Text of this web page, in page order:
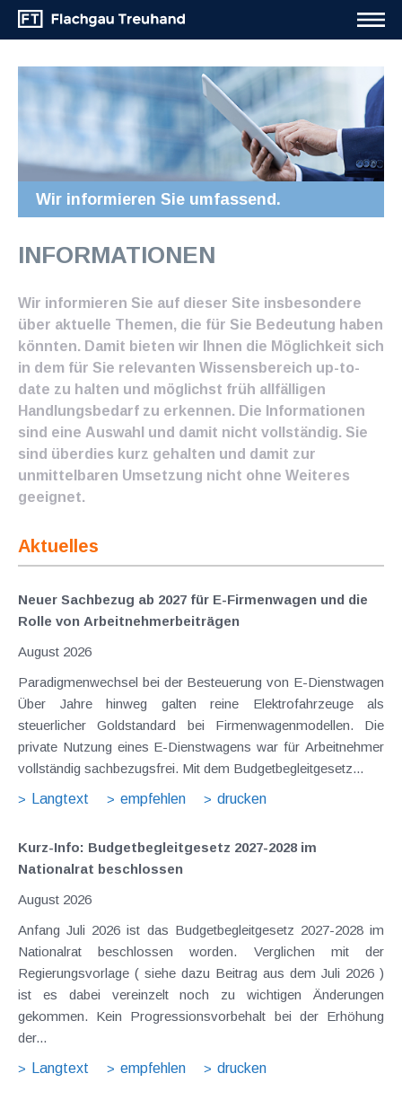
Wir informieren Sie umfassend.
INFORMATIONEN
Wir informieren Sie auf dieser Site insbesondere
über aktuelle Themen, die für Sie Bedeutung haben
könnten. Damit bieten wir Ihnen die Möglichkeit sich
in dem für Sie relevanten Wissensbereich up-to-
date zu halten und möglichst früh allfälligen
Handlungsbedarf zu erkennen. Die Informationen
sind eine Auswahl und damit nicht vollständig. Sie
sind überdies kurz gehalten und damit zur
unmittelbaren Umsetzung nicht ohne Weiteres
geeignet.
Aktuelles
Neuer Sachbezug ab 2027 für E-Firmenwagen und die
Rolle von Arbeitnehmer​­beiträgen
August 2026
Paradigmenwechsel bei der Besteuerung von E-Dienstwagen
Über Jahre hinweg galten reine Elektrofahrzeuge als
steuerlicher Goldstandard bei Firmenwagenmodellen. Die
private Nutzung eines E-Dienstwagens war für Arbeitnehmer
vollständig sachbezugsfrei. Mit dem Budgetbegleitgesetz...
Langtext
empfehlen drucken
Kurz-Info: Budgetbegleitgesetz 2027-2028 im
Nationalrat beschlossen
August 2026
Anfang Juli 2026 ist das Budgetbegleitgesetz 2027-2028 im
Nationalrat beschlossen worden. Verglichen mit der
Regierungsvorlage ( siehe dazu Beitrag aus dem Juli 2026 )
ist es dabei vereinzelt noch zu wichtigen Änderungen
gekommen. Kein Progressionsvorbehalt bei der Erhöhung
der...
Langtext
empfehlen drucken